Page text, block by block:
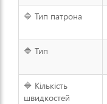
🔷 Тип патрона
🔷 Тип
🔷 Кількість
швидкостей